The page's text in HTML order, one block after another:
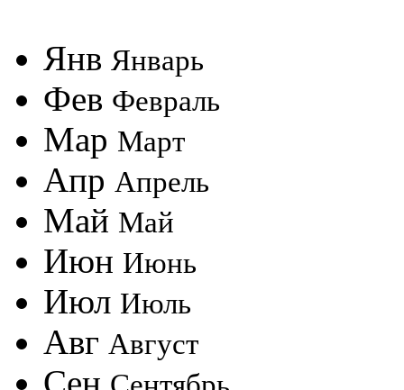
Янв Январь
Фев Февраль
Мар Март
Апр Апрель
Май Май
Июн Июнь
Июл Июль
Авг Август
Сен